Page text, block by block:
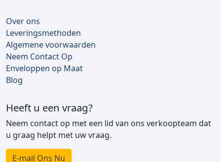
Over ons
Leveringsmethoden
Algemene voorwaarden
Neem Contact Op
Enveloppen op Maat
Blog
Heeft u een vraag?
Neem contact op met een lid van ons verkoopteam dat
u graag helpt met uw vraag.
E-mail Ons Nu